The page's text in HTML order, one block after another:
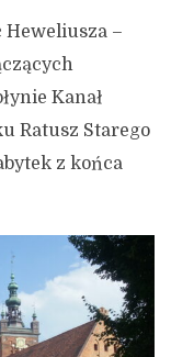
Heweliusza –
Kanał
Ratusz Starego
z końca